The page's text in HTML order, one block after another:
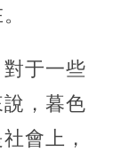
于一些
，暮色
會上，